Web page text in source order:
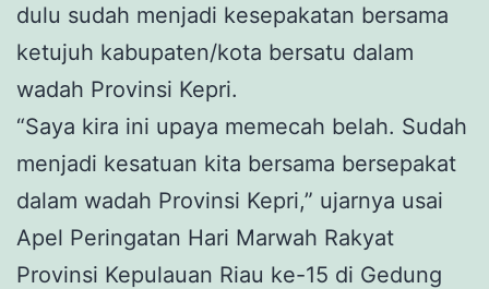
dulu sudah menjadi kesepakatan bersama
ketujuh kabupaten/kota bersatu dalam
wadah Provinsi Kepri.
“Saya kira ini upaya memecah belah. Sudah
menjadi kesatuan kita bersama bersepakat
dalam wadah Provinsi Kepri,” ujarnya usai
Apel Peringatan Hari Marwah Rakyat
Provinsi Kepulauan Riau ke-15 di Gedung